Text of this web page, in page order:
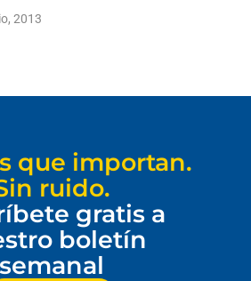
2013
que importan.
ruido.
gratis a
boletín
semanal